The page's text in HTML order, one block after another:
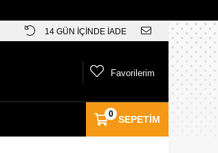
14 GÜN İÇİNDE İADE
SEPETIM
0
Favorilerim